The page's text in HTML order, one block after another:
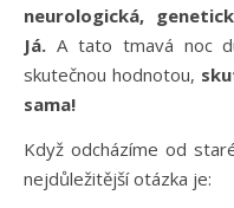
neurologická,
Já. A tato tmavá noc
skutečnou hodnotou,
sama!
Když odcházíme od
nejdůležitější otázka je: